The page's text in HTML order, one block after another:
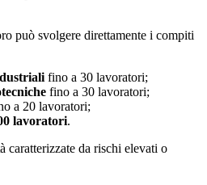
può svolgere direttamente i compiti
fino a 30 lavoratori;
fino a 30 lavoratori;
a 20 lavoratori;
lavoratori.
caratterizzate da rischi elevati o